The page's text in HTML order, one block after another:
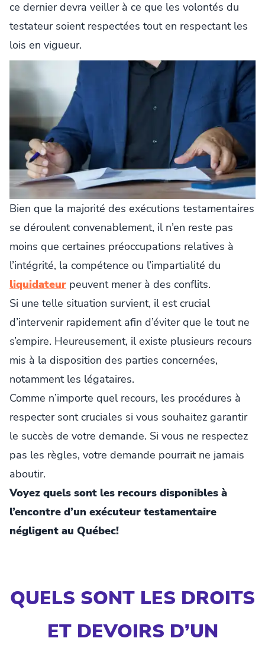
ce dernier devra veiller à ce que les volontés du
testateur soient respectées tout en respectant les
lois en vigueur.
Bien que la majorité des exécutions testamentaires
se déroulent convenablement, il n’en reste pas
moins que certaines préoccupations relatives à
l’intégrité, la compétence ou l’impartialité du
liquidateur peuvent mener à des conflits.
Si une telle situation survient, il est crucial
d’intervenir rapidement afin d’éviter que le tout ne
s’empire. Heureusement, il existe plusieurs recours
mis à la disposition des parties concernées,
notamment les légataires.
Comme n’importe quel recours, les procédures à
respecter sont cruciales si vous souhaitez garantir
le succès de votre demande. Si vous ne respectez
pas les règles, votre demande pourrait ne jamais
aboutir.
Voyez quels sont les recours disponibles à
l’encontre d’un exécuteur testamentaire
négligent au Québec!
QUELS SONT LES DROITS
ET DEVOIRS D’UN